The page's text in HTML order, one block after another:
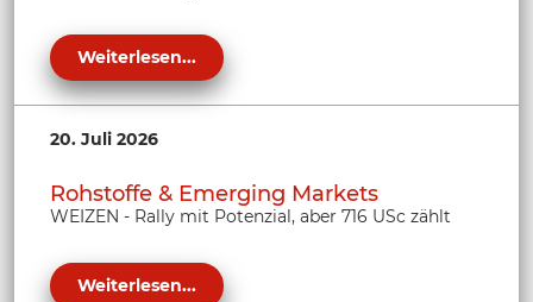
Weiterlesen...
20. Juli 2026
Rohstoffe & Emerging Markets
WEIZEN - Rally mit Potenzial, aber 716 USc zählt
Weiterlesen...